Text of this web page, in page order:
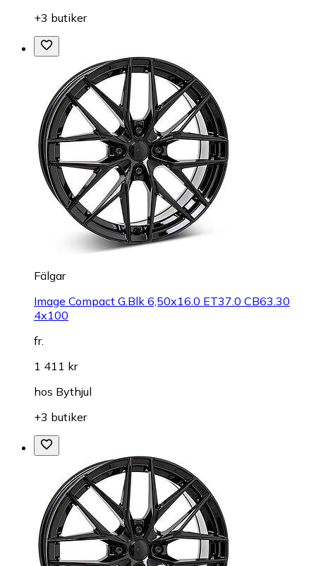
+3 butiker
Fälgar
Image Compact G.Blk 6,50x16.0 ET37.0 CB63.30
4x100
fr.
1 411 kr
hos Bythjul
+3 butiker